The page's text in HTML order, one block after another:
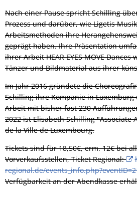
Nach einer Pause spricht Schilling
Prozess und darüber, wie Ligetis
Arbeitsmethoden ihre
geprägt haben. Ihre Präsentation
ihrer Arbeit HEAR EYES MOVE
Tänzer und Bildmaterial aus ihrer
Im Jahr 2016 gründete die
Schilling ihre Kompanie in
Arbeit mit bisher fast 230
2022 ist Elisabeth Schilling "Associate
de la Ville de Luxembourg.
Tickets sind für 18,50€, erm. 12€ bei
Vorverkaufsstellen, Ticket Regional:
regional.de/
Verfügbarkeit an der Abendkasse